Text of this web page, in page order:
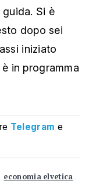
Si è
dopo sei
iniziato
in programma
Telegram e
economia elvetica